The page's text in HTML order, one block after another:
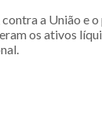
a União e
os ativos